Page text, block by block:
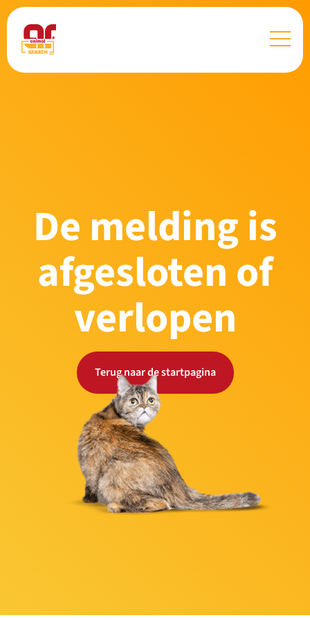
De melding is
afgesloten of
verlopen
Terug naar de startpagina